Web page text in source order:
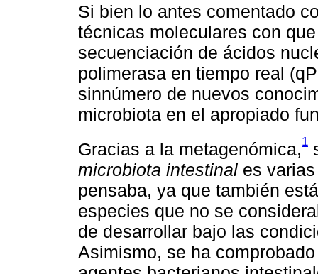
Si bien lo antes comentado
técnicas moleculares con
secuenciación de ácidos
polimerasa en tiempo real
sinnúmero de nuevos
microbiota en el apropiado
Gracias a la metagenómica,1
microbiota intestinal es
pensaba, ya que también
especies que no se
de desarrollar bajo las
Asimismo, se ha